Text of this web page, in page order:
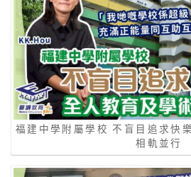
福建中學附屬學校 不盲目追求快
相軌並行